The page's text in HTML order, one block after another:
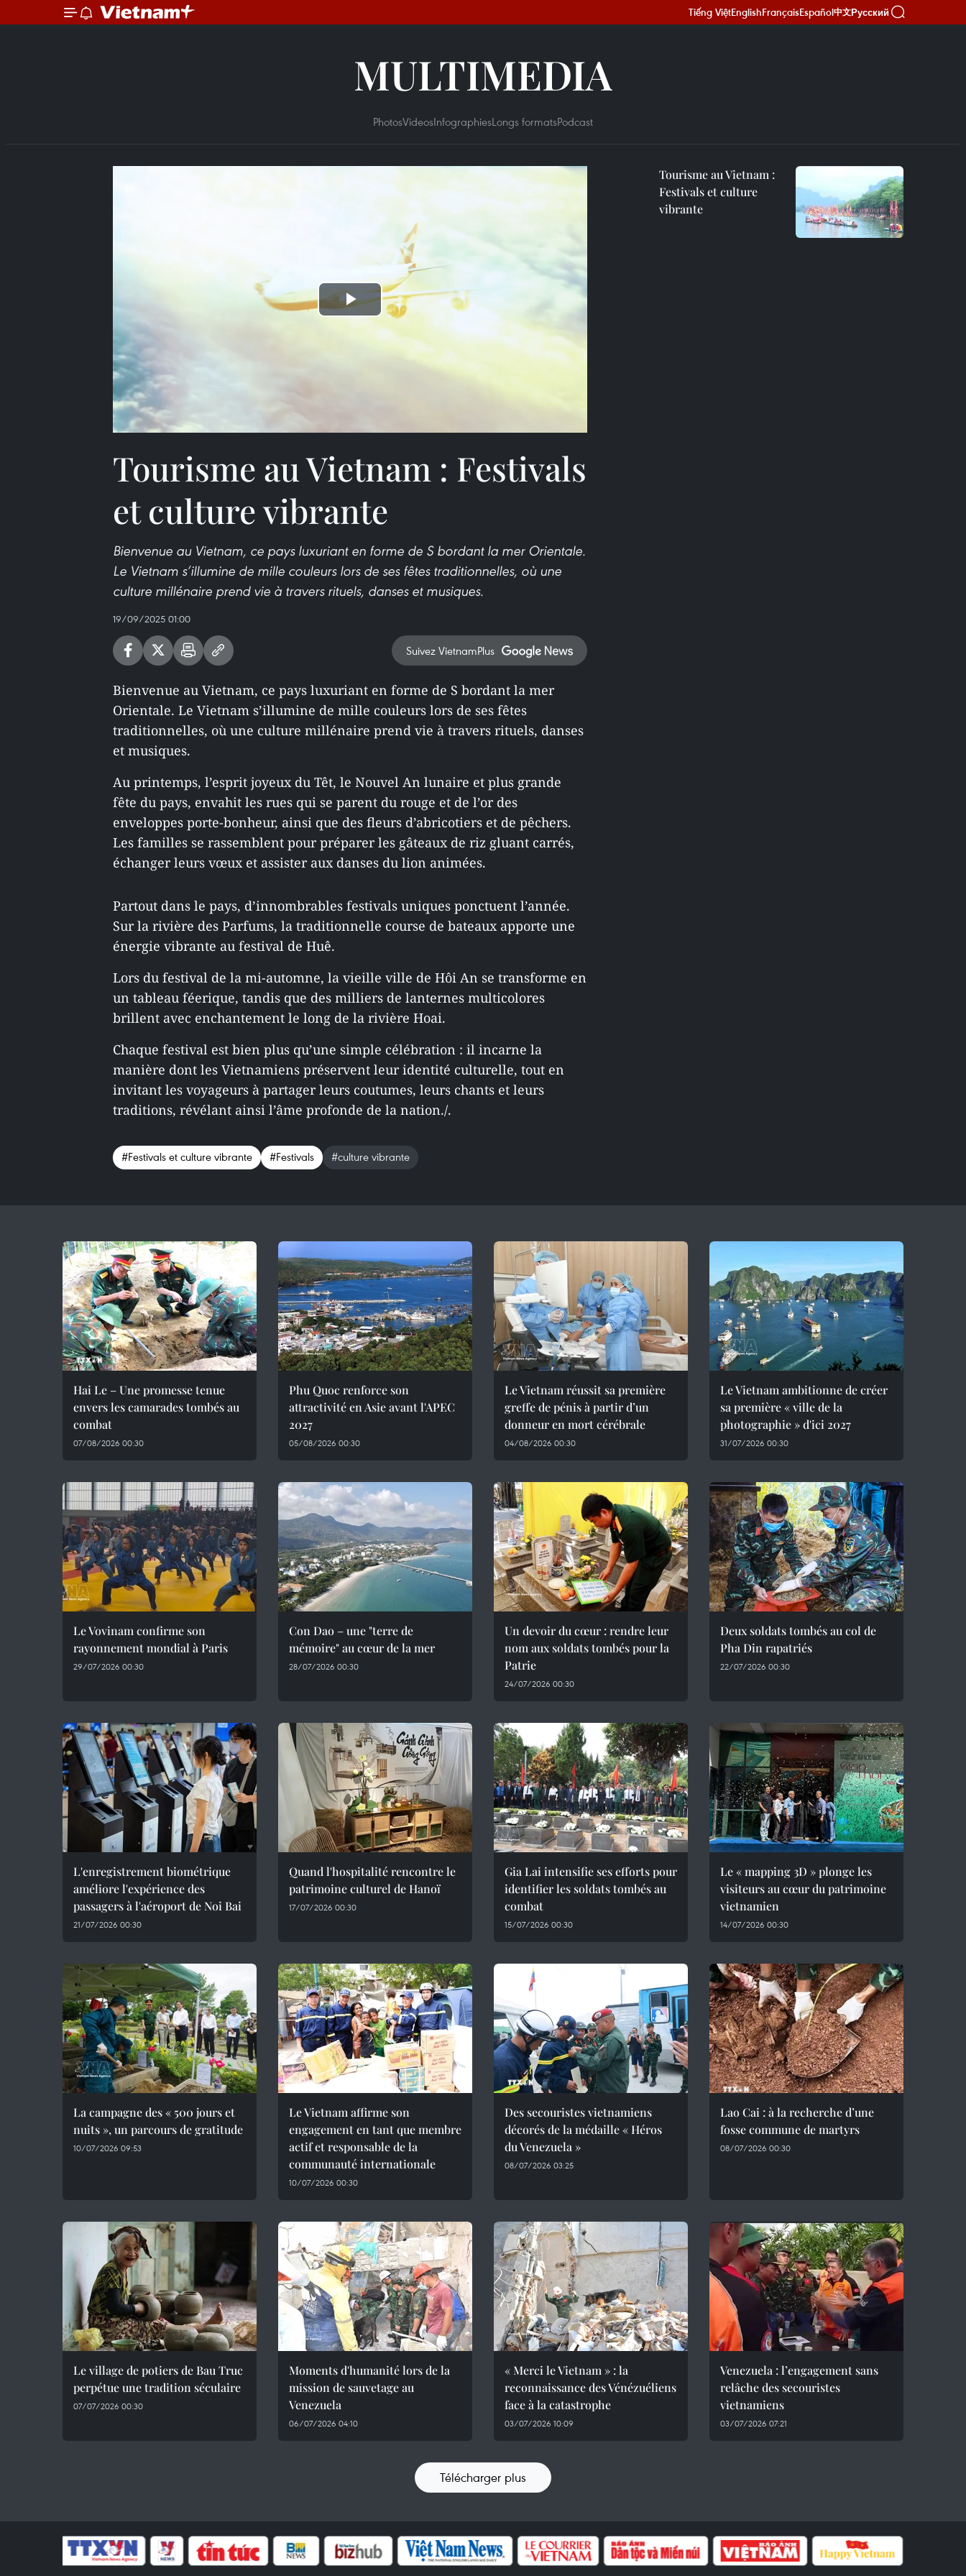
Tiếng ViệtEnglishFrançaisEspañol中文Русский
MULTIMEDIA
PhotosVideosInfographiesLongs formatsPodcast
Play
Video
Tourisme au Vietnam : Festivals
et culture vibrante
Bienvenue au Vietnam, ce pays luxuriant en forme de S bordant la mer Orientale.
Le Vietnam s’illumine de mille couleurs lors de ses fêtes traditionnelles, où une
culture millénaire prend vie à travers rituels, danses et musiques.
19/09/2025 01:00
Suivez VietnamPlus
Bienvenue au Vietnam, ce pays luxuriant en forme de S bordant la mer
Orientale. Le Vietnam s’illumine de mille couleurs lors de ses fêtes
traditionnelles, où une culture millénaire prend vie à travers rituels, danses
et musiques.
Au printemps, l’esprit joyeux du Têt, le Nouvel An lunaire et plus grande
fête du pays, envahit les rues qui se parent du rouge et de l’or des
enveloppes porte-bonheur, ainsi que des fleurs d’abricotiers et de pêchers.
Les familles se rassemblent pour préparer les gâteaux de riz gluant carrés,
échanger leurs vœux et assister aux danses du lion animées.
Partout dans le pays, d’innombrables festivals uniques ponctuent l’année.
Sur la rivière des Parfums, la traditionnelle course de bateaux apporte une
énergie vibrante au festival de Huê.
Lors du festival de la mi-automne, la vieille ville de Hôi An se transforme en
un tableau féerique, tandis que des milliers de lanternes multicolores
brillent avec enchantement le long de la rivière Hoai.
Chaque festival est bien plus qu’une simple célébration : il incarne la
manière dont les Vietnamiens préservent leur identité culturelle, tout en
invitant les voyageurs à partager leurs coutumes, leurs chants et leurs
traditions, révélant ainsi l’âme profonde de la nation./.
#Festivals et culture vibrante #Festivals #culture vibrante
Tourisme au Vietnam :
Festivals et culture
vibrante
Hai Le – Une promesse tenue
envers les camarades tombés au
combat
07/08/2026 00:30
Phu Quoc renforce son
attractivité en Asie avant l'APEC
2027
05/08/2026 00:30
Le Vietnam réussit sa première
greffe de pénis à partir d’un
donneur en mort cérébrale
04/08/2026 00:30
Le Vietnam ambitionne de créer
sa première « ville de la
photographie » d'ici 2027
31/07/2026 00:30
Le Vovinam confirme son
rayonnement mondial à Paris
29/07/2026 00:30
Con Dao – une "terre de
mémoire" au cœur de la mer
28/07/2026 00:30
Un devoir du cœur : rendre leur
nom aux soldats tombés pour la
Patrie
24/07/2026 00:30
Deux soldats tombés au col de
Pha Din rapatriés
22/07/2026 00:30
L'enregistrement biométrique
améliore l'expérience des
passagers à l'aéroport de Noi Bai
21/07/2026 00:30
Quand l'hospitalité rencontre le
patrimoine culturel de Hanoï
17/07/2026 00:30
Gia Lai intensifie ses efforts pour
identifier les soldats tombés au
combat
15/07/2026 00:30
Le « mapping 3D » plonge les
visiteurs au cœur du patrimoine
vietnamien
14/07/2026 00:30
La campagne des « 500 jours et
nuits », un parcours de gratitude
10/07/2026 09:53
Le Vietnam affirme son
engagement en tant que membre
actif et responsable de la
communauté internationale
10/07/2026 00:30
Des secouristes vietnamiens
décorés de la médaille « Héros
du Venezuela »
08/07/2026 03:25
Lao Cai : à la recherche d’une
fosse commune de martyrs
08/07/2026 00:30
Le village de potiers de Bau Truc
perpétue une tradition séculaire
07/07/2026 00:30
Moments d'humanité lors de la
mission de sauvetage au
Venezuela
06/07/2026 04:10
« Merci le Vietnam » : la
reconnaissance des Vénézuéliens
face à la catastrophe
03/07/2026 10:09
Venezuela : l’engagement sans
relâche des secouristes
vietnamiens
03/07/2026 07:21
Télécharger plus